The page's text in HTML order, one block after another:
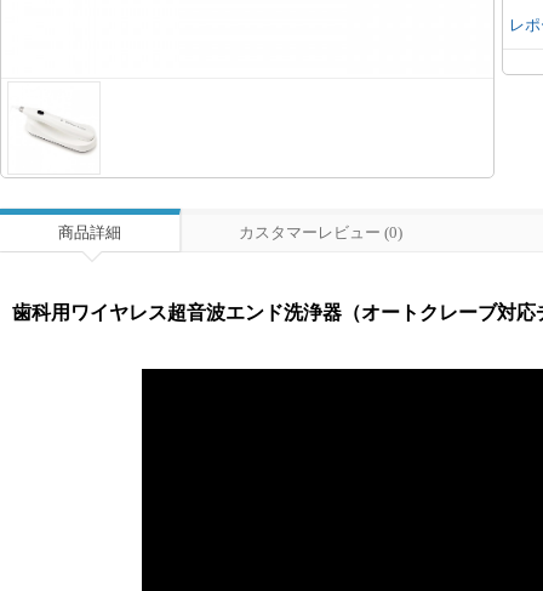
レ
商品詳細 カスタマーレビュー (0)
歯科用ワイヤレス超音波エンド洗浄器（オートクレーブ対応